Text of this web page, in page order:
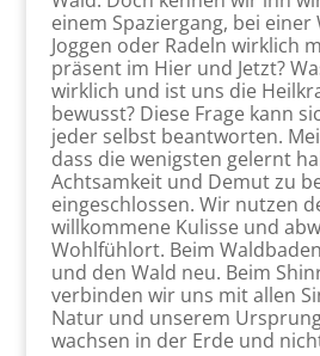
einem Spaziergang, bei
Joggen oder Radeln wirklich
präsent im Hier und Jetzt?
wirklich und ist uns die
bewusst? Diese Frage kann
jeder selbst beantworten.
dass die wenigsten gelernt
Achtsamkeit und Demut zu
eingeschlossen. Wir nutzen
willkommene Kulisse und
Wohlfühlort. Beim
und den Wald neu. Beim
verbinden wir uns mit allen
Natur und unserem
wachsen in der Erde und